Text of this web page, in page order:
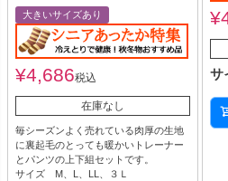
大きいサイズあり
¥4,686税込
在庫なし
毎シーズンよく売れている肉厚の生地
に裏起毛のとっても暖かいトレーナー
とパンツの上下組セットです。
サイズ M、L、LL、３Ｌ
¥
サ